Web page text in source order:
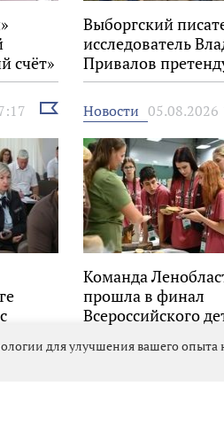
счёт»
в
Выборгский
исследователь
Привалов
награду
Выбрать
новость
Новости 05.08.2026
Команда
прошла в финал
Всероссийского
для улучшения вашего